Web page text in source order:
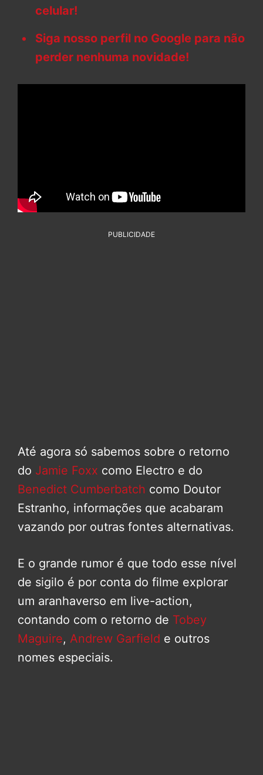
celular!
Siga nosso perfil no Google para não
perder nenhuma novidade!
PUBLICIDADE
Até agora só sabemos sobre o retorno
do Jamie Foxx como Electro e do
Benedict Cumberbatch como Doutor
Estranho, informações que acabaram
vazando por outras fontes alternativas.
E o grande rumor é que todo esse nível
de sigilo é por conta do filme explorar
um aranhaverso em live-action,
contando com o retorno de Tobey
Maguire, Andrew Garfield e outros
nomes especiais.